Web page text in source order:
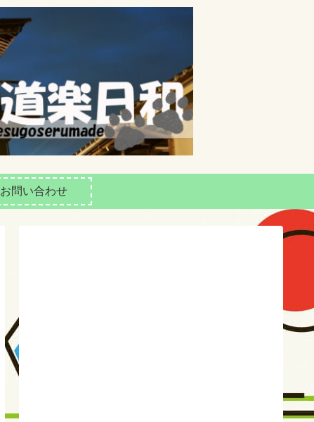
お問い合わせ